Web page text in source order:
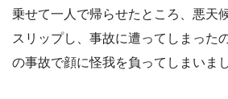
乗せて一人で帰らせたところ、悪天
スリップし、事故に遭ってしまった
の事故で顔に怪我を負ってしまいまし